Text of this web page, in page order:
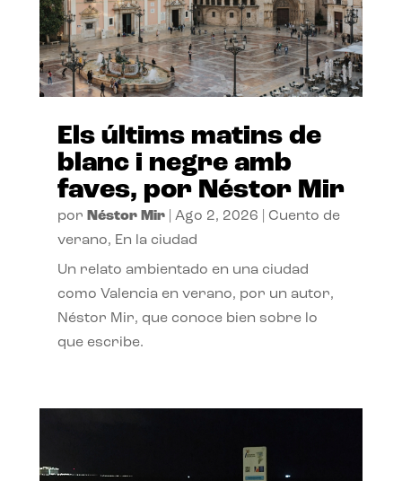
Els últims matins de
blanc i negre amb
faves, por Néstor Mir
por Néstor Mir| Ago 2, 2026
Cuento de
verano, En la ciudad
Un relato ambientado en una ciudad
como Valencia en verano, por un autor,
Néstor Mir, que conoce bien sobre lo
que escribe.